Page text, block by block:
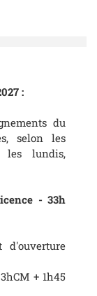
:
du
selon les
les lundis,
- 33h
+ 1h45